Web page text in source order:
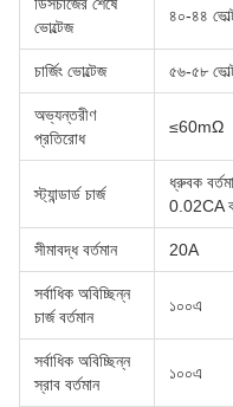
ভোল্টেজ
৪০-৪৪
চার্জিং ভোল্টেজ ৫৬-৫৮
অভ্যন্তরীণ
প্রতিরোধ
≤60mΩ
স্ট্যান্ডার্ড চার্জ
ধ্রুবক
0.02CA
সীমাবদ্ধ বর্তমান 20A
সর্বাধিক অবিচ্ছিন্ন
চার্জ বর্তমান
১০০এ
সর্বাধিক অবিচ্ছিন্ন
স্রাব বর্তমান
১০০এ